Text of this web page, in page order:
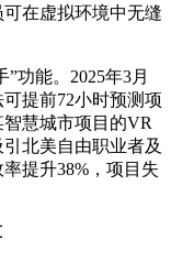
在虚拟环境中无缝
功能。2025年3月
可提前72小时预测项
慧城市项目的VR
北美自由职业者及
提升38%，项目失